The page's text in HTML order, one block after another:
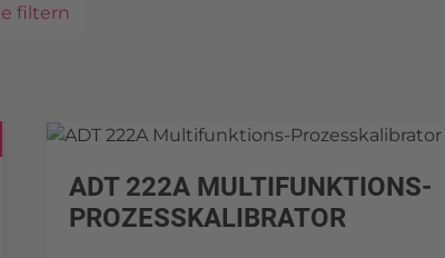
filtern
ADT 222A MULTIFUNKTIONS-
PROZESSKALIBRATOR